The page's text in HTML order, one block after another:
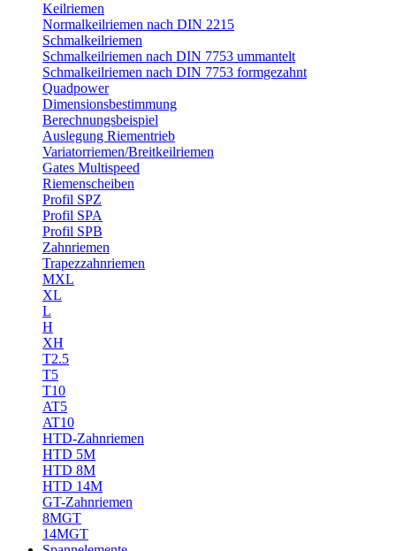
Keilriemen
Normalkeilriemen nach DIN 2215
Schmalkeilriemen
Schmalkeilriemen nach DIN 7753 ummantelt
Schmalkeilriemen nach DIN 7753 formgezahnt
Quadpower
Dimensionsbestimmung
Berechnungsbeispiel
Auslegung Riementrieb
Variatorriemen/Breitkeilriemen
Gates Multispeed
Riemenscheiben
Profil SPZ
Profil SPA
Profil SPB
Zahnriemen
Trapezzahnriemen
MXL
XL
L
H
XH
T2.5
T5
T10
AT5
AT10
HTD-Zahnriemen
HTD 5M
HTD 8M
HTD 14M
GT-Zahnriemen
8MGT
14MGT